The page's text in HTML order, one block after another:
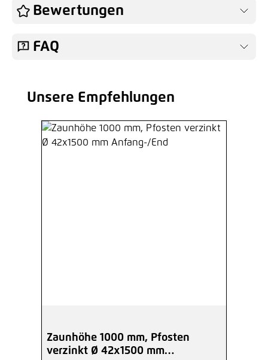
Bewertungen
FAQ
Produktgalerie überspringen
Unsere Empfehlungen
Zaunhöhe 1000 mm, Pfosten
verzinkt Ø 42x1500 mm